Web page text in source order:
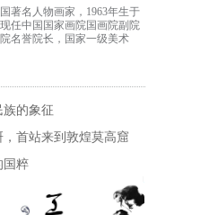
著名人物画家，1963年生于
任中国国家画院国画院副院
名誉院长，国家一级美术
研究院中国画院研究员，中
，中国画学会理事，澳门科技
学院博士生导师，法国鲁拉
，于文江工作室导师。
族的象征
首站来到敦煌莫高窟
国粹